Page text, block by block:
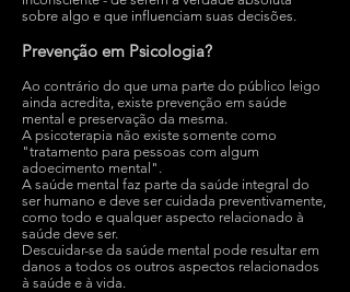
sobre algo e que influenciam suas decisões.
Prevenção em Psicologia?
Ao contrário do que uma parte do público leigo
ainda acredita, existe prevenção em saúde
mental e preservação da mesma.
A psicoterapia não existe somente como
"tratamento para pessoas com algum
adoecimento mental".
A saúde mental faz parte da saúde integral do
ser humano e deve ser cuidada preventivamente,
como todo e qualquer aspecto relacionado à
saúde deve ser.
Descuidar-se da saúde mental pode resultar em
danos a todos os outros aspectos relacionados
à saúde e à vida.